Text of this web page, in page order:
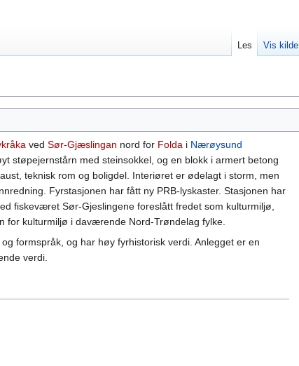
ved Sør-Gjæslingan nord for Folda i Nærøysund
støpejernstårn med steinsokkel, og en blokk i armert betong
teknisk rom og boligdel. Interiøret er ødelagt i storm, men
Fyrstasjonen har fått ny PRB-lyskaster. Stasjonen har
fiskeværet Sør-Gjeslingene foreslått fredet som kulturmiljø,
for kulturmiljø i daværende Nord-Trøndelag fylke.
formspråk, og har høy fyrhistorisk verdi. Anlegget er en
verdi.
Les Vis kilde